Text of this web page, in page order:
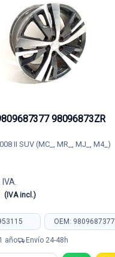
98096873ZR
II SUV (MC_, MR_, MJ_, M4_)
(IVA incl.)
OEM: 9809687377
año Envío 24-48h